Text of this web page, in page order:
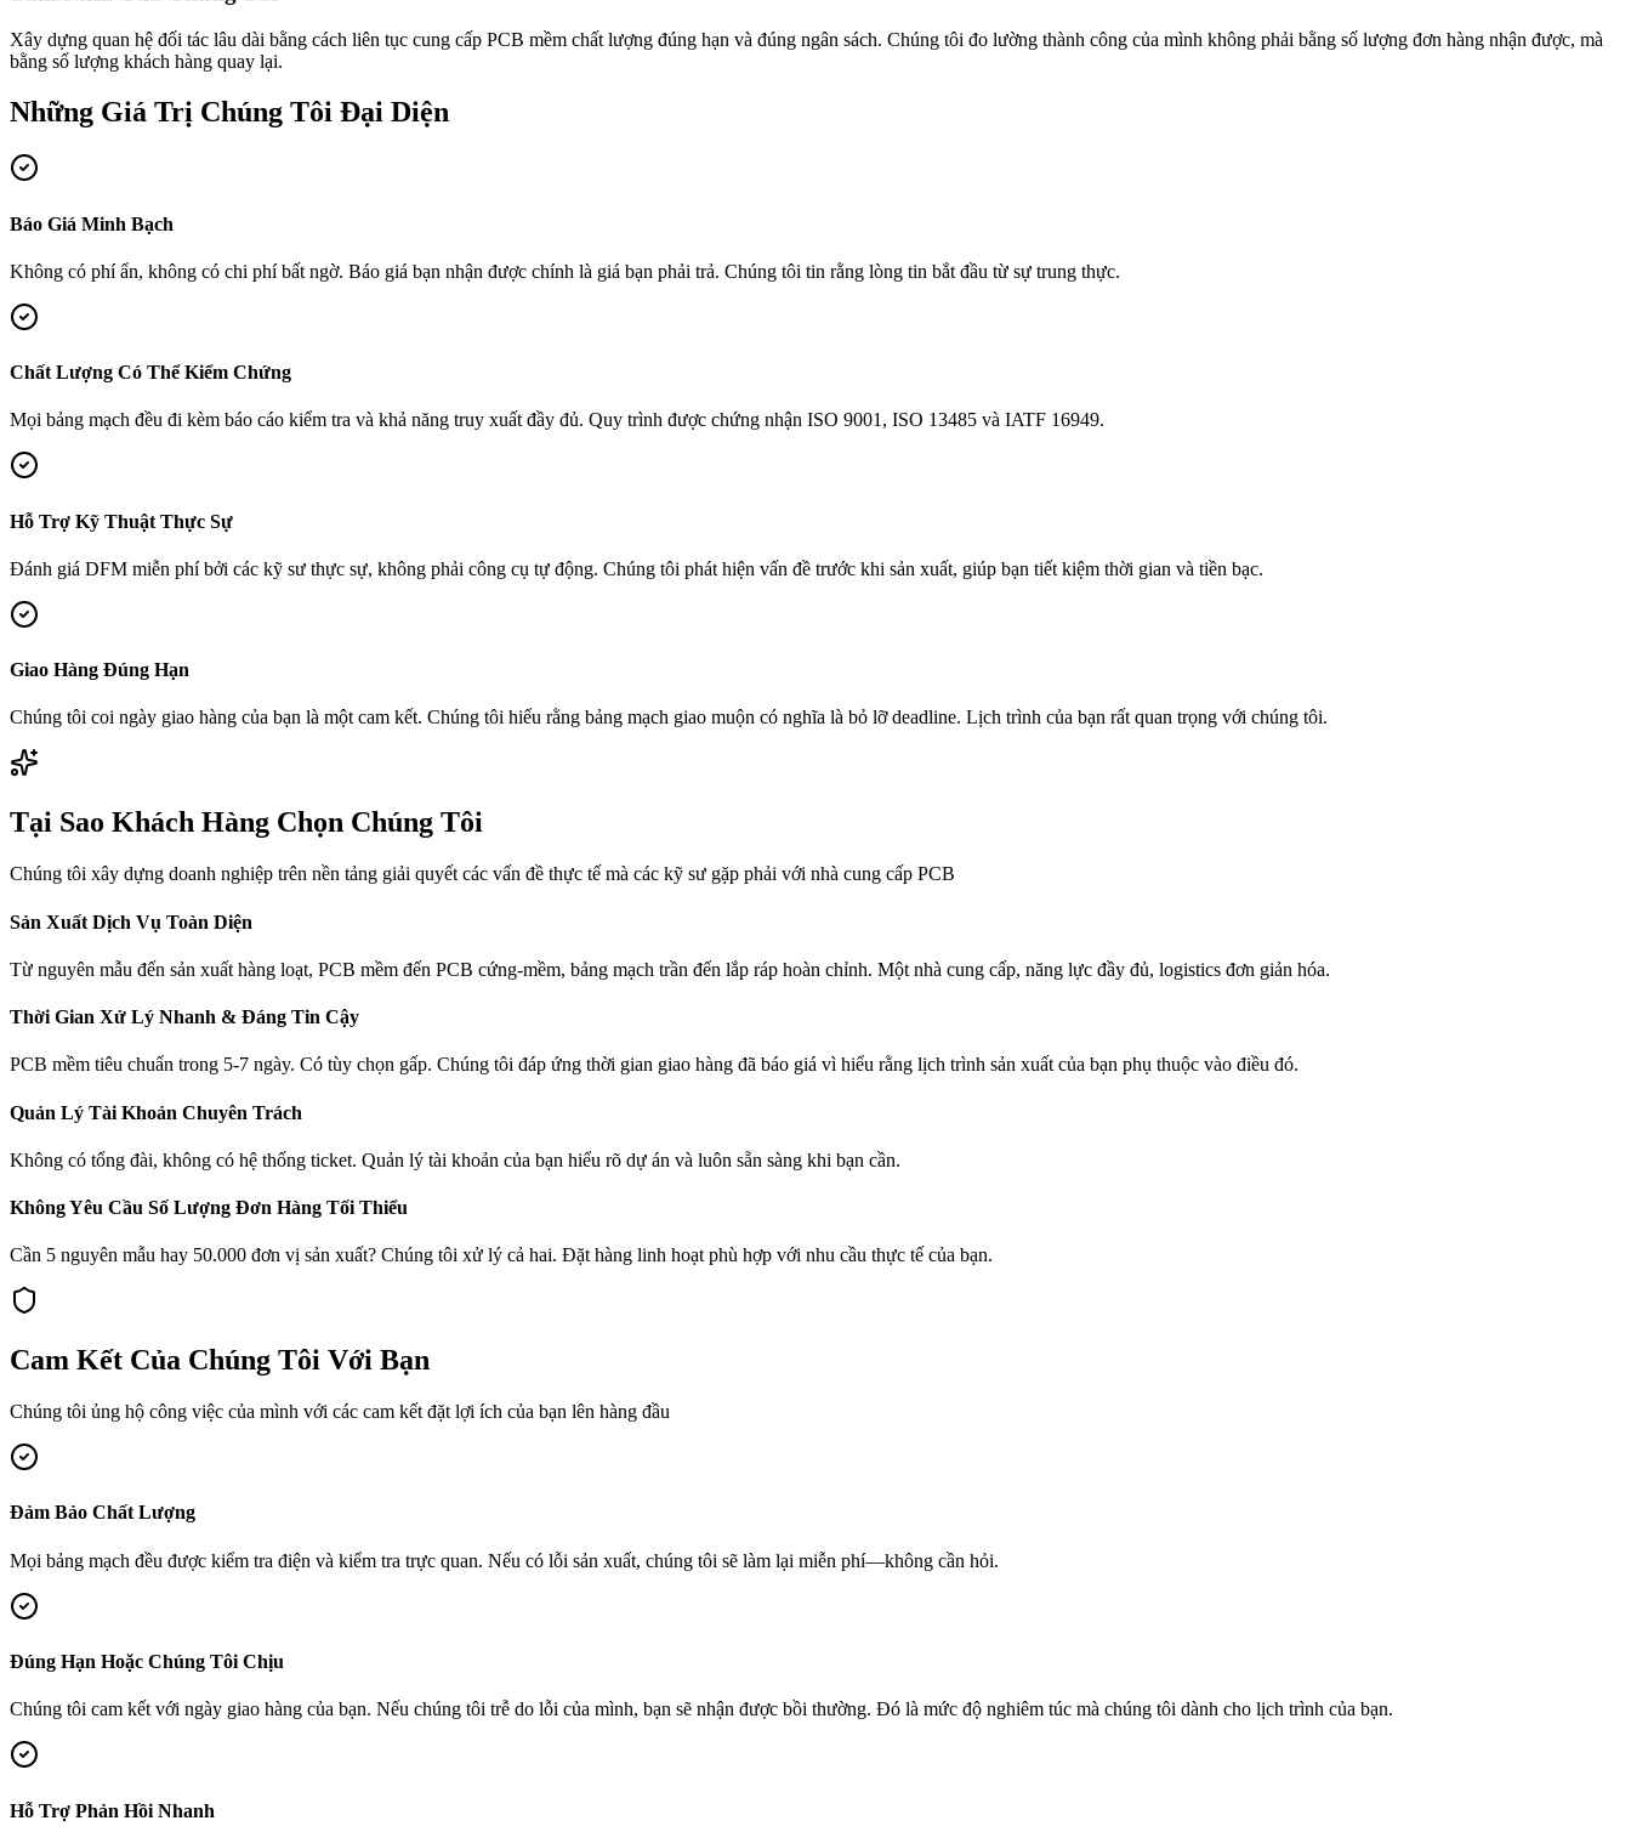
Xây dựng quan hệ đối tác lâu dài bằng cách liên tục cung cấp PCB mềm chất lượng đúng hạn và đúng ngân sách. Chúng tôi đo lường thành công của mình không phải bằng số lượng đơn hàng nhận được, mà
bằng số lượng khách hàng quay lại.
Những Giá Trị Chúng Tôi Đại Diện
Báo Giá Minh Bạch
Không có phí ẩn, không có chi phí bất ngờ. Báo giá bạn nhận được chính là giá bạn phải trả. Chúng tôi tin rằng lòng tin bắt đầu từ sự trung thực.
Chất Lượng Có Thể Kiểm Chứng
Mọi bảng mạch đều đi kèm báo cáo kiểm tra và khả năng truy xuất đầy đủ. Quy trình được chứng nhận ISO 9001, ISO 13485 và IATF 16949.
Hỗ Trợ Kỹ Thuật Thực Sự
Đánh giá DFM miễn phí bởi các kỹ sư thực sự, không phải công cụ tự động. Chúng tôi phát hiện vấn đề trước khi sản xuất, giúp bạn tiết kiệm thời gian và tiền bạc.
Giao Hàng Đúng Hạn
Chúng tôi coi ngày giao hàng của bạn là một cam kết. Chúng tôi hiểu rằng bảng mạch giao muộn có nghĩa là bỏ lỡ deadline. Lịch trình của bạn rất quan trọng với chúng tôi.
Tại Sao Khách Hàng Chọn Chúng Tôi
Chúng tôi xây dựng doanh nghiệp trên nền tảng giải quyết các vấn đề thực tế mà các kỹ sư gặp phải với nhà cung cấp PCB
Sản Xuất Dịch Vụ Toàn Diện
Từ nguyên mẫu đến sản xuất hàng loạt, PCB mềm đến PCB cứng-mềm, bảng mạch trần đến lắp ráp hoàn chỉnh. Một nhà cung cấp, năng lực đầy đủ, logistics đơn giản hóa.
Thời Gian Xử Lý Nhanh & Đáng Tin Cậy
PCB mềm tiêu chuẩn trong 5-7 ngày. Có tùy chọn gấp. Chúng tôi đáp ứng thời gian giao hàng đã báo giá vì hiểu rằng lịch trình sản xuất của bạn phụ thuộc vào điều đó.
Quản Lý Tài Khoản Chuyên Trách
Không có tổng đài, không có hệ thống ticket. Quản lý tài khoản của bạn hiểu rõ dự án và luôn sẵn sàng khi bạn cần.
Không Yêu Cầu Số Lượng Đơn Hàng Tối Thiểu
Cần 5 nguyên mẫu hay 50.000 đơn vị sản xuất? Chúng tôi xử lý cả hai. Đặt hàng linh hoạt phù hợp với nhu cầu thực tế của bạn.
Cam Kết Của Chúng Tôi Với Bạn
Chúng tôi ủng hộ công việc của mình với các cam kết đặt lợi ích của bạn lên hàng đầu
Đảm Bảo Chất Lượng
Mọi bảng mạch đều được kiểm tra điện và kiểm tra trực quan. Nếu có lỗi sản xuất, chúng tôi sẽ làm lại miễn phí—không cần hỏi.
Đúng Hạn Hoặc Chúng Tôi Chịu
Chúng tôi cam kết với ngày giao hàng của bạn. Nếu chúng tôi trễ do lỗi của mình, bạn sẽ nhận được bồi thường. Đó là mức độ nghiêm túc mà chúng tôi dành cho lịch trình của bạn.
Hỗ Trợ Phản Hồi Nhanh